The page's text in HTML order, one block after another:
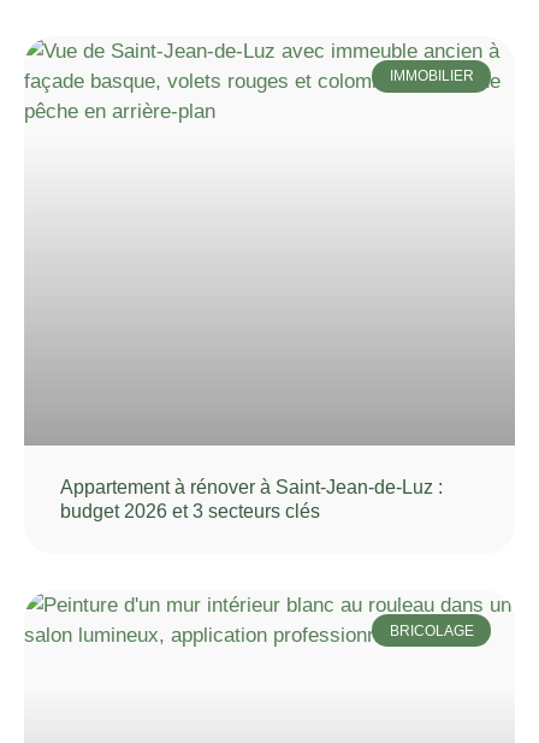
IMMOBILIER
Appartement à rénover à Saint-Jean-de-Luz :
budget 2026 et 3 secteurs clés
BRICOLAGE